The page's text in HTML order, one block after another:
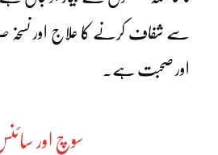
سے شفاف کرنے کا علاج اور نسخہ
اور صحبت ہے۔
سوچ اور